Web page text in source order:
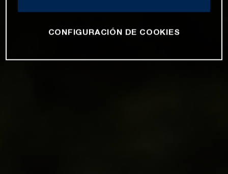
CONFIGURACIÓN DE COOKIES